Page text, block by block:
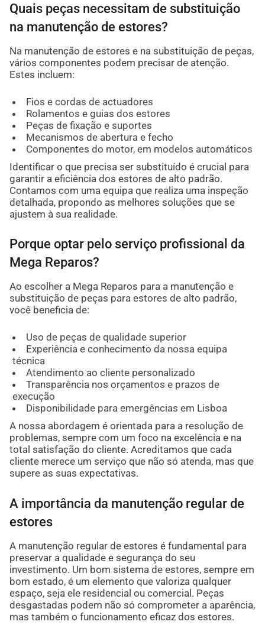
Quais peças necessitam de substituição
na manutenção de estores?
Na manutenção de estores e na substituição de peças,
vários componentes podem precisar de atenção.
Estes incluem:
Fios e cordas de actuadores
Rolamentos e guias dos estores
Peças de fixação e suportes
Mecanismos de abertura e fecho
Componentes do motor, em modelos automáticos
Identificar o que precisa ser substituído é crucial para
garantir a eficiência dos estores de alto padrão.
Contamos com uma equipa que realiza uma inspeção
detalhada, propondo as melhores soluções que se
ajustem à sua realidade.
Porque optar pelo serviço profissional da
Mega Reparos?
Ao escolher a Mega Reparos para a manutenção e
substituição de peças para estores de alto padrão,
você beneficia de:
Uso de peças de qualidade superior
Experiência e conhecimento da nossa equipa
técnica
Atendimento ao cliente personalizado
Transparência nos orçamentos e prazos de
execução
Disponibilidade para emergências em Lisboa
A nossa abordagem é orientada para a resolução de
problemas, sempre com um foco na excelência e na
total satisfação do cliente. Acreditamos que cada
cliente merece um serviço que não só atenda, mas que
supere as suas expectativas.
A importância da manutenção regular de
estores
A manutenção regular de estores é fundamental para
preservar a qualidade e segurança do seu
investimento. Um bom sistema de estores, sempre em
bom estado, é um elemento que valoriza qualquer
espaço, seja ele residencial ou comercial. Peças
desgastadas podem não só comprometer a aparência,
mas também o funcionamento eficaz dos estores.